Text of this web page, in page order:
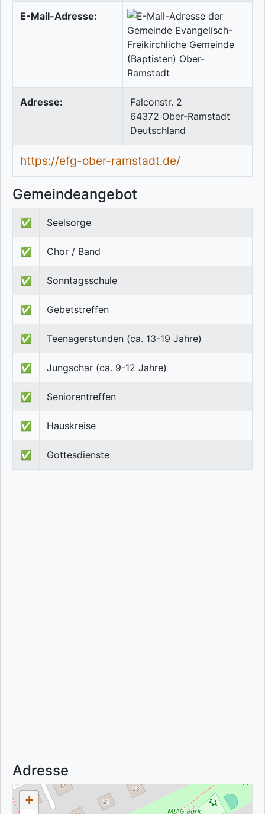
E-Mail-Adresse:
Adresse:
Falconstr. 2
64372 Ober-Ramstadt
Deutschland
https://efg-ober-ramstadt.de/
Gemeindeangebot
✅ Seelsorge
✅ Chor / Band
✅ Sonntagsschule
✅ Gebetstreffen
✅ Teenagerstunden (ca. 13-19 Jahre)
✅ Jungschar (ca. 9-12 Jahre)
✅ Seniorentreffen
✅ Hauskreise
✅ Gottesdienste
Adresse
+